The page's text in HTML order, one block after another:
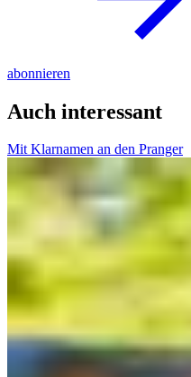
abonnieren
Auch interessant
Mit Klarnamen an den Pranger